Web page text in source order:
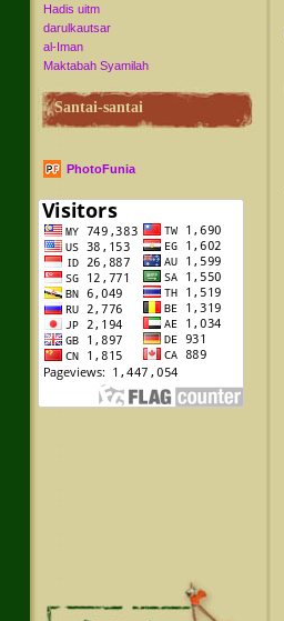
Hadis uitm
darulkautsar
al-Iman
Maktabah Syamilah
Santai-santai
PhotoFunia